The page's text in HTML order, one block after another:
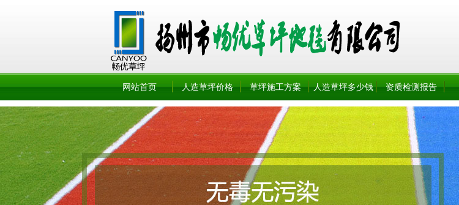
网站首页 人造草坪价格 草坪施工方案 人造草坪多少钱 资质检测报告